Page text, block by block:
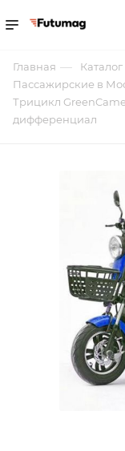
Главная — Каталог
Пассажирские в
Трицикл
дифференциал